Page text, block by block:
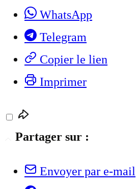
WhatsApp
Telegram
Copier le lien
Imprimer
Partager sur :
Envoyer par e-mail